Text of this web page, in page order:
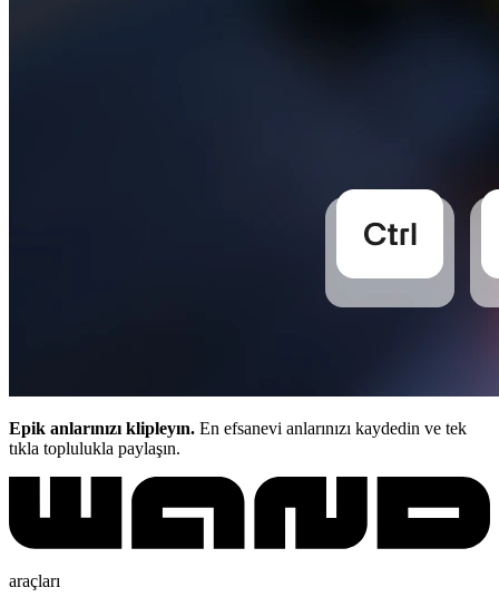
Epik anlarınızı klipleyın. En efsanevi anlarınızı kaydedin ve tek
tıkla toplulukla paylaşın.
araçları